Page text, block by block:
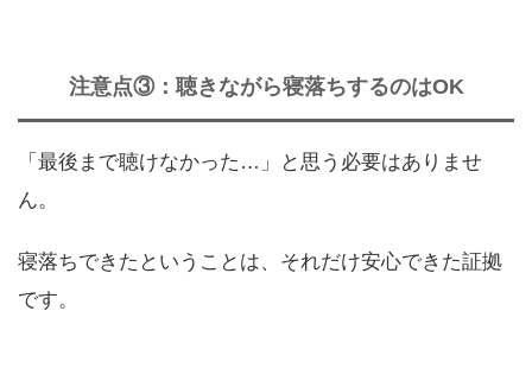
注意点③：聴きながら寝落ちするのはOK
「最後まで聴けなかった…」と思う必要はありませ
ん。
寝落ちできたということは、それだけ安心できた証拠
です。